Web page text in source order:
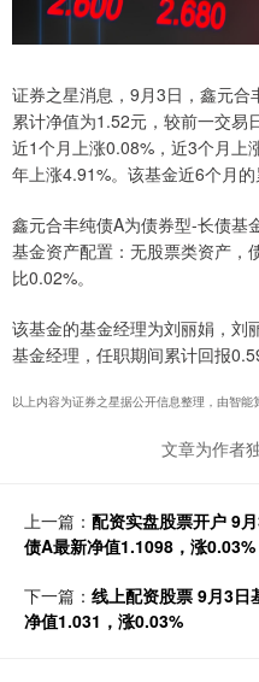
证券之星消息，9月3日，鑫元合
累计净值为1.52元，较前一交易
近1个月上涨0.08%，近3个月上
年上涨4.91%。该基金近6个月
鑫元合丰纯债A为债券型-长债基
基金资产配置：无股票类资产，
比0.02%。
该基金的基金经理为刘丽娟，刘
基金经理，任职期间累计回报
以上内容为证券之星据公开信息整理，由智能
文章为作者
上一篇： 配资实盘股票开户 9
债A最新净值1.1098，涨0.03%
下一篇： 线上配资股票 9月3日
净值1.031，涨0.03%